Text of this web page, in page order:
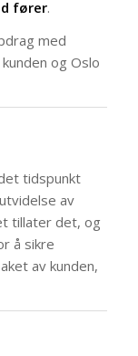
fører.
med
og Oslo
tidspunkt
av
tillater det, og
å sikre
av kunden,